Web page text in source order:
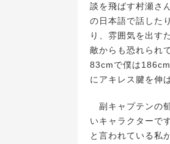
談を飛ばす村瀬さ
の日本語で話した
り、雰囲気を出す
敵からも恐れられ
83cmで僕は
にアキレス腱を伸
副キャプテンの
いキャラクターで
と言われている私